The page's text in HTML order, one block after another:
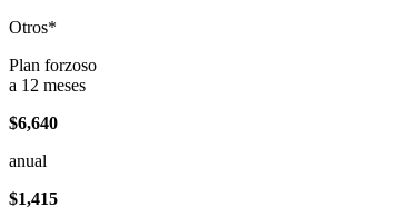
Otros*
Plan forzoso
a 12 meses
$6,640
anual
$1,415